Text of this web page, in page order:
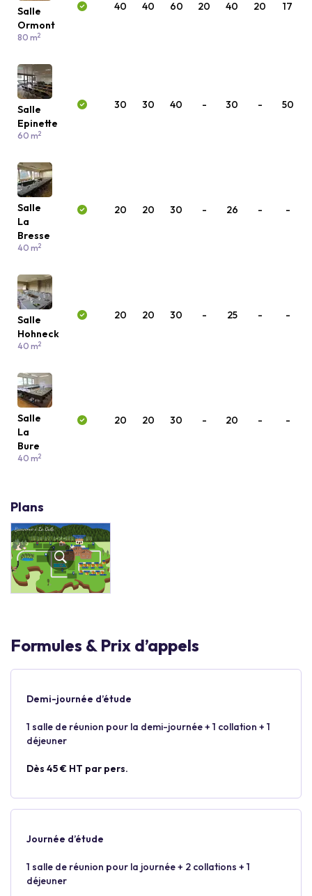
Salle
Ormont
80 m2
40 40 60 20 40 20 17
Salle
Epinette
60 m2
30 30 40 - 30 - 50
Salle
La
Bresse
40 m2
20 20 30 - 26 - -
Salle
Hohneck
40 m2
20 20 30 - 25 - -
Salle
La
Bure
40 m2
20 20 30 - 20 - -
Plans
Formules & Prix d’appels
Demi-journée d’étude
1 salle de réunion pour la demi-journée + 1 collation + 1
déjeuner
Dès 45 € HT par pers.
Journée d’étude
1 salle de réunion pour la journée + 2 collations + 1
déjeuner